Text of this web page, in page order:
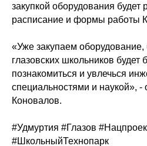
закупкой оборудования будет
расписание и формы работы
«Уже закупаем оборудование,
глазовских школьников
познакомиться и увлечься
специальностями и наукой», -
Коновалов.
#Удмуртия #Глазов
#ШкольныйТехнопарк